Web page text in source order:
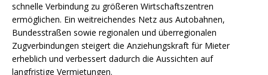
schnelle Verbindung zu größeren Wirtschaftszentren
ermöglichen. Ein weitreichendes Netz aus Autobahnen,
Bundesstraßen sowie regionalen und überregionalen
Zugverbindungen steigert die Anziehungskraft für Mieter
erheblich und verbessert dadurch die Aussichten auf
langfristige Vermietungen.